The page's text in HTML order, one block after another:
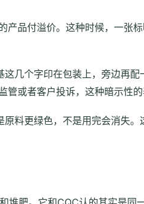
产品付溢价。这种时候，一张
几个字印在包装上，旁边再
或者客户投诉，这种暗示性的
料更绿色，不是用完会消失